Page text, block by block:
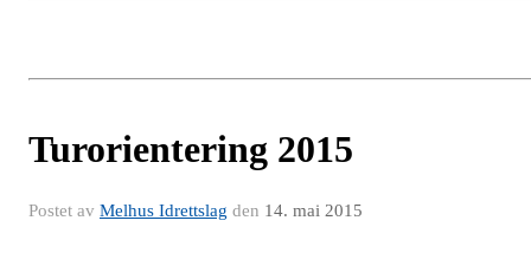
Turorientering 2015
Postet av Melhus Idrettslag den 14. mai 2015